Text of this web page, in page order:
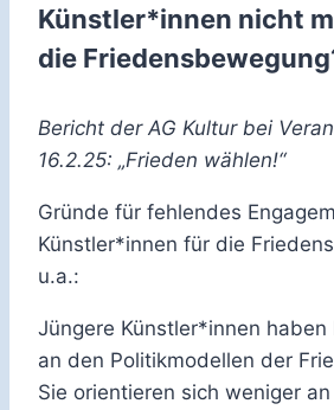
Künstler*innen nicht
die
Bericht der AG Kultur bei
16.2.25: „Frieden wählen!“
Gründe für fehlendes
Künstler*innen für die
u.a.:
Jüngere Künstler*innen haben
an den Politikmodellen der
Sie orientieren sich weniger